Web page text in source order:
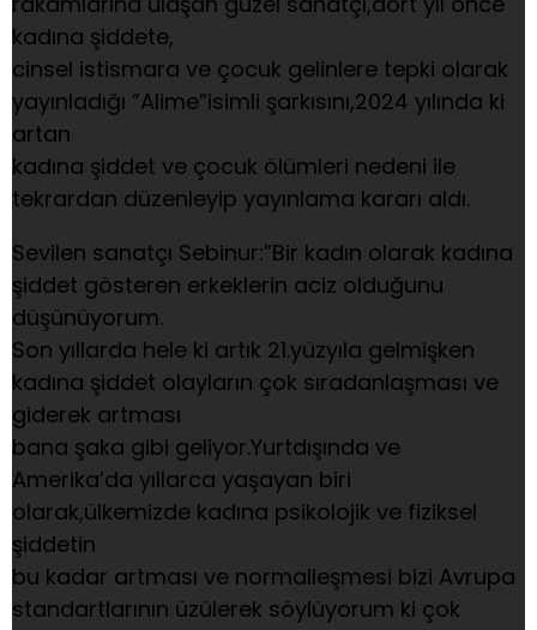
kadına şiddete,
cinsel istismara ve çocuk gelinlere tepki olarak
yayınladığı ”Alime”isimli şarkısını,2024 yılında ki
artan
kadına şiddet ve çocuk ölümleri nedeni ile
tekrardan düzenleyip yayınlama kararı aldı.
Sevilen sanatçı Sebinur:”Bir kadın olarak kadına
şiddet gösteren erkeklerin aciz olduğunu
düşünüyorum.
Son yıllarda hele ki artık 21.yüzyıla gelmişken
kadına şiddet olayların çok sıradanlaşması ve
giderek artması
bana şaka gibi geliyor.Yurtdışında ve
Amerika’da yıllarca yaşayan biri
olarak,ülkemizde kadına psikolojik ve fiziksel
şiddetin
bu kadar artması ve normalleşmesi bizi Avrupa
standartlarının üzülerek söylüyorum ki çok